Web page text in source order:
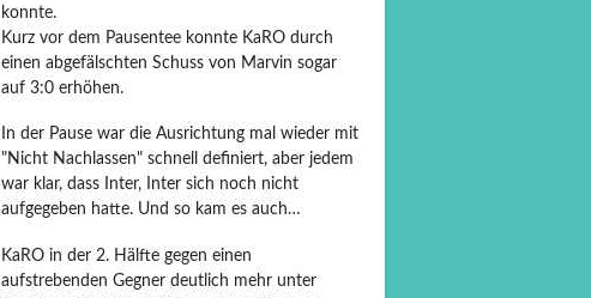
konnte.
Kurz vor dem Pausentee konnte KaRO durch
einen abgefälschten Schuss von Marvin sogar
auf 3:0 erhöhen.
In der Pause war die Ausrichtung mal wieder mit
"Nicht Nachlassen" schnell definiert, aber jedem
war klar, dass Inter, Inter sich noch nicht
aufgegeben hatte. Und so kam es auch…
KaRO in der 2. Hälfte gegen einen
aufstrebenden Gegner deutlich mehr unter